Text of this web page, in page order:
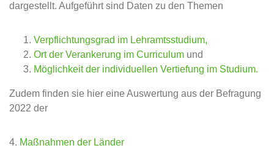
dargestellt. Aufgeführt sind Daten zu den Themen
Verpflichtungsgrad im Lehramtsstudium,
Ort der Verankerung im Curriculum und
Möglichkeit der individuellen Vertiefung im Studium.
Zudem finden sie hier eine Auswertung aus der Befragung
2022 der
4. Maßnahmen der Länder